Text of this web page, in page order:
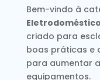
Bem-vindo à
criado para
boas práticas e
para aumentar
equipamentos.